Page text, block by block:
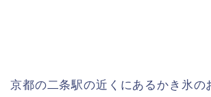
京都の二条駅の近くにあるかき氷の